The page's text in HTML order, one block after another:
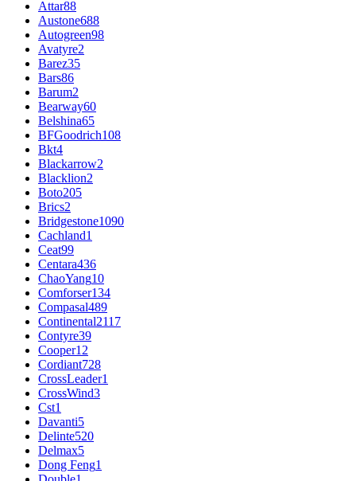
Attar88
Austone688
Autogreen98
Avatyre2
Barez35
Bars86
Barum2
Bearway60
Belshina65
BFGoodrich108
Bkt4
Blackarrow2
Blacklion2
Boto205
Brics2
Bridgestone1090
Cachland1
Ceat99
Centara436
ChaoYang10
Comforser134
Compasal489
Continental2117
Contyre39
Cooper12
Cordiant728
CrossLeader1
CrossWind3
Cst1
Davanti5
Delinte520
Delmax5
Dong Feng1